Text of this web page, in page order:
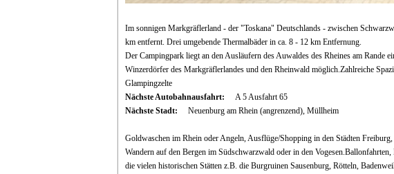
Im sonnigen Markgräflerland - der "Toskana" Deutschlands - zwischen
km entfernt. Drei umgebende Thermalbäder in ca. 8 - 12 km Entfernung.
Der Campingpark liegt an den Ausläufern des Auwaldes des Rheines am Rande
Winzerdörfer des Markgräflerlandes und den Rheinwald möglich.Zahlreiche
Glampingzelte
Nächste Autobahnausfahrt:
A 5 Ausfahrt 65
Nächste Stadt:
Neuenburg am Rhein (angrenzend), Müllheim
Goldwaschen im Rhein oder Angeln, Ausflüge/Shopping in den Städten
Wandern auf den Bergen im Südschwarzwald oder in den
die vielen historischen Stätten z.B. die Burgruinen Sausenburg, Rötteln,